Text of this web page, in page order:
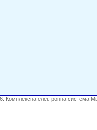
Комплексна електронна система